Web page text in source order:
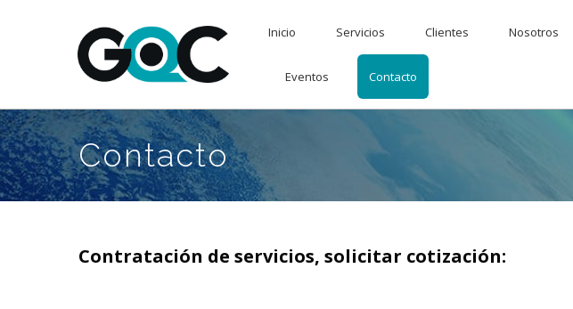
Inicio Servicios Clientes Nosotros
Eventos Contacto
Contacto
Contratación de servicios, solicitar cotización: